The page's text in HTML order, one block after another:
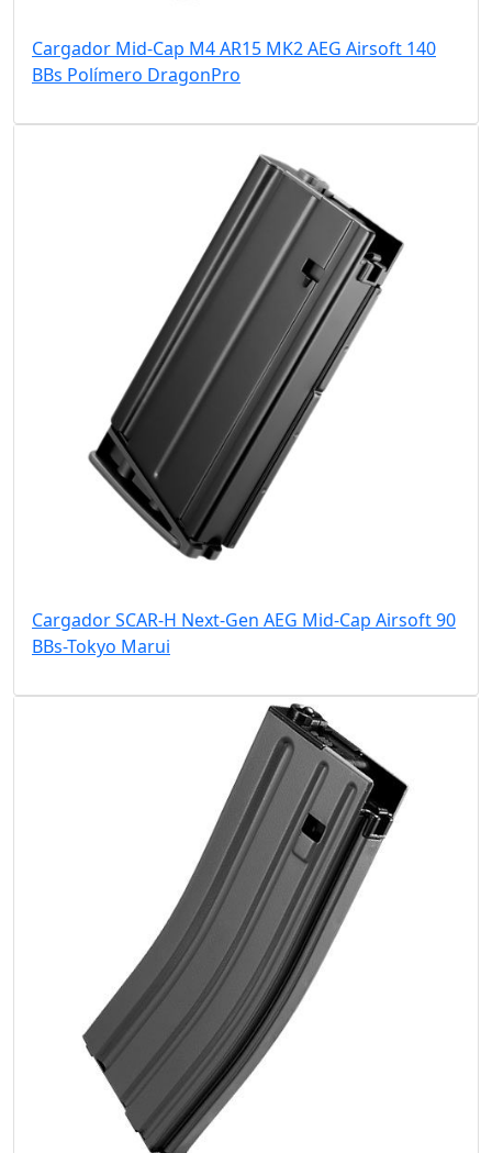
Cargador Mid-Cap M4 AR15 MK2 AEG Airsoft 140
BBs Polímero DragonPro
Cargador SCAR-H Next-Gen AEG Mid-Cap Airsoft 90
BBs-Tokyo Marui